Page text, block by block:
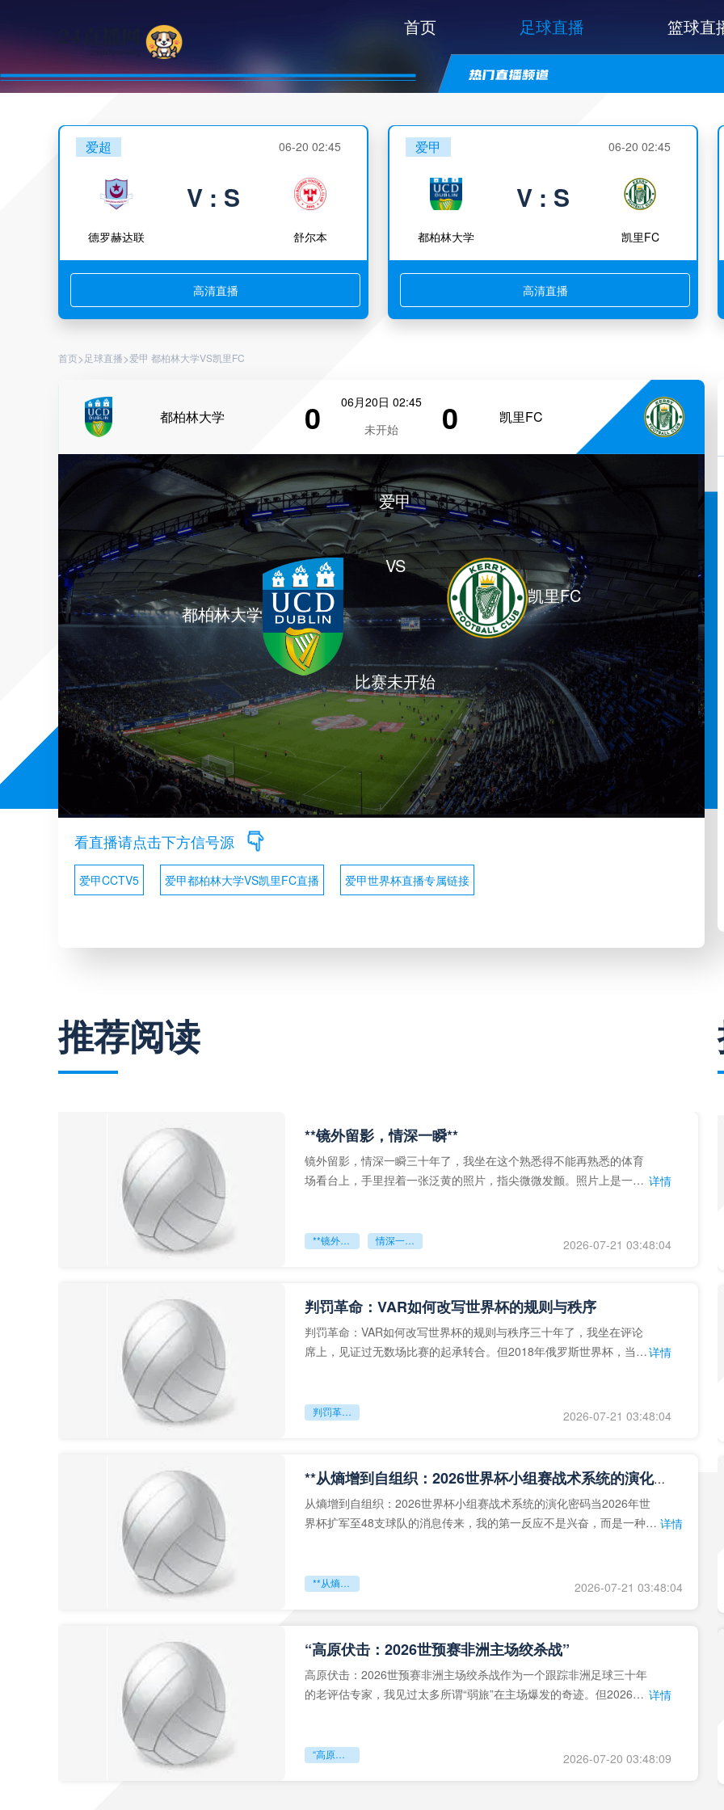
首页 足球直播 篮球直
爱超 06-20 02:45
德罗赫达联
V : S
舒尔本
高清直播
爱甲 06-20 02:45
都柏林大学
V : S
凯里FC
高清直播
首页> 足球直播>爱甲 都柏林大学VS凯里FC
都柏林大学 0
06月20日 02:45
未开始
0 凯里FC
都柏林大学
爱甲
VS
比赛未开始
凯里FC
看直播请点击下方信号源
爱甲CCTV5 爱甲都柏林大学VS凯里FC直播 爱甲世界杯直播专属链接
推荐阅读
**镜外留影，情深一瞬**
镜外留影，情深一瞬三十年了，我坐在这个熟悉得不能再熟悉的体育
场看台上，手里捏着一张泛黄的照片，指尖微微发颤。照片上是一个 详情
**镜外留影 情深一瞬** 2026-07-21 03:48:04
判罚革命：VAR如何改写世界杯的规则与秩序
判罚革命：VAR如何改写世界杯的规则与秩序三十年了，我坐在评论
席上，见证过无数场比赛的起承转合。但2018年俄罗斯世界杯，当
详情
判罚革命：VAR如何改写世界杯的规则与秩序 2026-07-21 03:48:04
**从熵增到自组织：2026世界杯小组赛战术系统的演化密码**
从熵增到自组织：2026世界杯小组赛战术系统的演化密码当2026年世
界杯扩军至48支球队的消息传来，我的第一反应不是兴奋，而是一种深 详情
**从熵增到自组织：2026世界杯小组赛战术系统的演化密码** 2026-07-21 03:48:04
“高原伏击：2026世预赛非洲主场绞杀战”
高原伏击：2026世预赛非洲主场绞杀战作为一个跟踪非洲足球三十年
的老评估专家，我见过太多所谓“弱旅”在主场爆发的奇迹。但2026年 详情
“高原伏击：2026世预赛非洲主场绞杀战” 2026-07-20 03:48:09